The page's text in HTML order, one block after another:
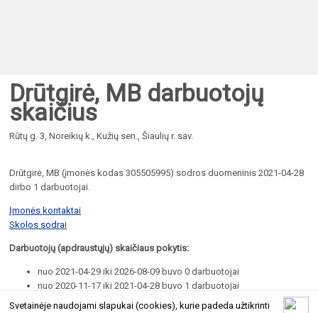
Svetainėje naudojami slapukai (cookies), kurie padeda užtikrinti
Drūtgirė, MB darbuotojų
skaičius
Rūtų g. 3, Noreikių k., Kužių sen., Šiaulių r. sav.
Drūtgirė, MB (įmonės kodas 305505995) sodros duomeninis 2021-04-28
dirbo 1 darbuotojai.
Įmonės kontaktai
Skolos sodrai
Darbuotojų (apdraustųjų) skaičiaus pokytis:
nuo 2021-04-29 iki 2026-08-09 buvo 0 darbuotojai
nuo 2020-11-17 iki 2021-04-28 buvo 1 darbuotojai